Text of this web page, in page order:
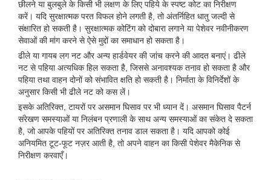
छीलने या बुलबुले के किसी भी लक्षण के लिए पहिये के स्पष्ट कोट का निरीक्षण
करें। यदि सुरक्षात्मक परत विफल होने लगती है, तो अंतर्निहित धातु जल्दी से
संक्षारित हो सकती है। सुरक्षात्मक कोटिंग को दोबारा लगाने या पेशेवर नवीनीकरण
सेवाओं की मांग करने से ऐसे मुद्दों का समाधान हो सकता है।
ढीले या गायब लग नट और अन्य हार्डवेयर की जांच करने की आदत बनाएं। ढीले
नट से पहिया अत्यधिक हिल सकता है, जिससे अनावश्यक तनाव हो सकता है और
पहिया तथा वाहन दोनों को संभावित क्षति हो सकती है। निर्माता के विनिर्देशों के
अनुसार किसी भी ढीले नट को कस लें।
इसके अतिरिक्त, टायरों पर असमान घिसाव पर भी ध्यान दें। असमान घिसाव पैटर्न
संरेखण समस्याओं या निलंबन प्रणाली के साथ अन्य समस्याओं का संकेत दे सकता
है, जो आपके पहियों पर अतिरिक्त तनाव डाल सकता है। यदि आपको कोई
अनियमित टूट-फूट नज़र आती है, तो अपने वाहन का किसी पेशेवर मैकेनिक से
निरीक्षण करवाएँ।